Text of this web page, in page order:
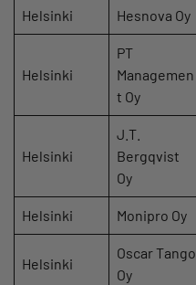
Helsinki Hesnova Oy
Helsinki
PT
Managemen
t Oy
Helsinki
J.T.
Bergqvist
Oy
Helsinki Monipro Oy
Helsinki
Oscar Tango
Oy